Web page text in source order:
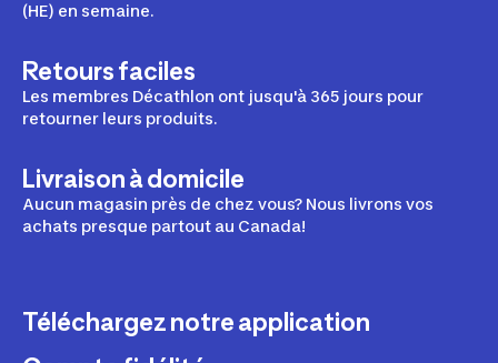
(HE) en semaine.
Retours faciles
Les membres Décathlon ont jusqu'à 365 jours pour
retourner leurs produits.
Livraison à domicile
Aucun magasin près de chez vous? Nous livrons vos
achats presque partout au Canada!
Téléchargez notre application